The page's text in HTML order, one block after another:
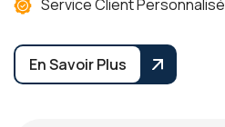
Service Client Personnalisé
En Savoir Plus